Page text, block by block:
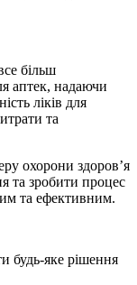
більш
аптек, надаючи
ліків для
та
охорони здоров’я
та зробити процес
та ефективним.
будь-яке рішення